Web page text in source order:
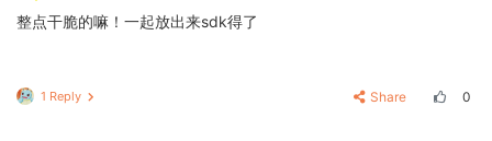
整点干脆的嘛！一起放出来sdk得了
1 Reply Share 0